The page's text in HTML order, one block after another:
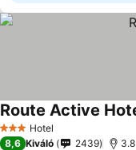
3 Kategória
Hotel
Route Active
8,6 Kiváló 2439